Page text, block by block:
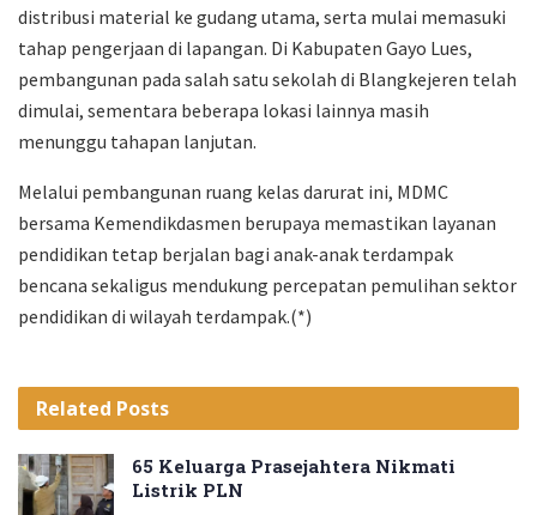
distribusi material ke gudang utama, serta mulai memasuki
tahap pengerjaan di lapangan. Di Kabupaten Gayo Lues,
pembangunan pada salah satu sekolah di Blangkejeren telah
dimulai, sementara beberapa lokasi lainnya masih
menunggu tahapan lanjutan.
Melalui pembangunan ruang kelas darurat ini, MDMC
bersama Kemendikdasmen berupaya memastikan layanan
pendidikan tetap berjalan bagi anak-anak terdampak
bencana sekaligus mendukung percepatan pemulihan sektor
pendidikan di wilayah terdampak.(*)
Related Posts
65 Keluarga Prasejahtera Nikmati
Listrik PLN